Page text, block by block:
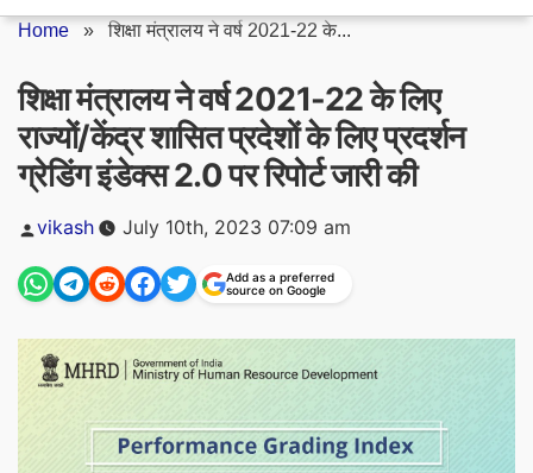
Home »शिक्षा मंत्रालय ने वर्ष 2021-22 के...
शिक्षा मंत्रालय ने वर्ष 2021-22 के लिए
राज्यों/केंद्र शासित प्रदेशों के लिए प्रदर्शन
ग्रेडिंग इंडेक्स 2.0 पर रिपोर्ट जारी की
Posted
vikash July 10th, 2023 07:09 am
Add as a preferred
source on Google